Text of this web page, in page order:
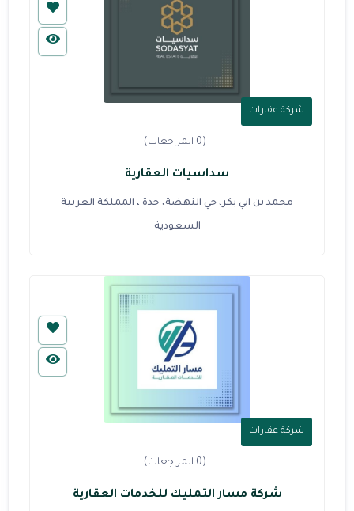
شركة عقارات
(0 المراجعات)
سداسيات العقارية
محمد بن ابي بكر، حي النهضة، جدة ، المملكة العربية
السعودية
شركة عقارات
(0 المراجعات)
شركة مسار التمليك للخدمات العقارية